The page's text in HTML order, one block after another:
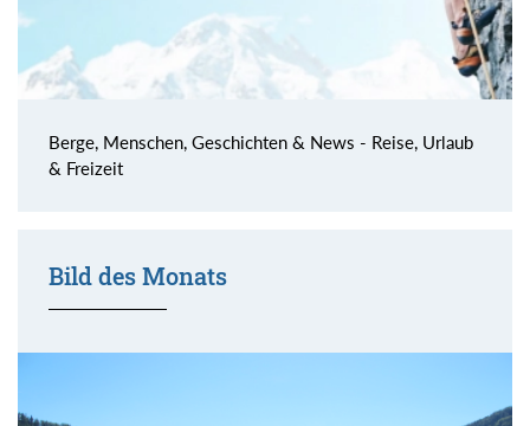
Berge, Menschen, Geschichten & News - Reise, Urlaub
& Freizeit
Bild des Monats